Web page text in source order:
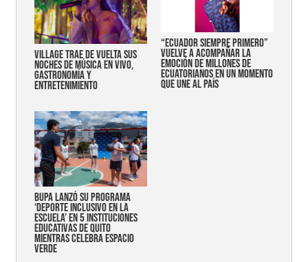
Village trae de vuelta sus
noches de música en vivo,
gastronomía y
entretenimiento
“Ecuador siempre primero”
vuelve a acompañar la
emoción de millones de
ecuatorianos en un momento
que une al país
Bupa lanzó su programa
‘Deporte Inclusivo en la
Escuela’ en 5 instituciones
educativas de Quito
mientras celebra espacio
verde